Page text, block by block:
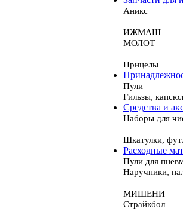
Аникс
ИЖМАШ
МОЛОТ
Прицелы
Пули
Гильзы,
Средства и
Наборы для
Шкатулки,
Расходные
Пули для
Наручники,
МИШЕНИ
Страйкбол